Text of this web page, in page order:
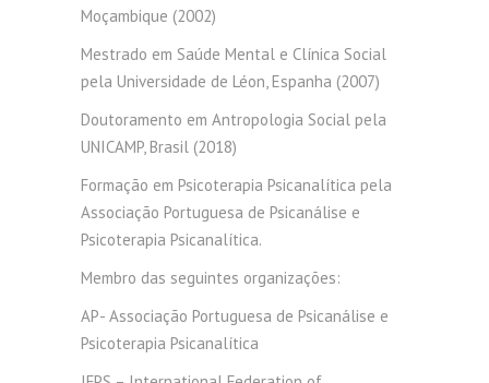
Moçambique (2002)
Mestrado em Saúde Mental e Clínica Social
pela Universidade de Léon, Espanha (2007)
Doutoramento em Antropologia Social pela
UNICAMP, Brasil (2018)
Formação em Psicoterapia Psicanalítica pela
Associação Portuguesa de Psicanálise e
Psicoterapia Psicanalítica.
Membro das seguintes organizações:
AP- Associação Portuguesa de Psicanálise e
Psicoterapia Psicanalítica